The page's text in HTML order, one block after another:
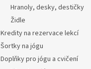
Hranoly, desky, destičky
Židle
Kredity na rezervace lekcí
Šortky na jógu
Doplňky pro jógu a cvičení